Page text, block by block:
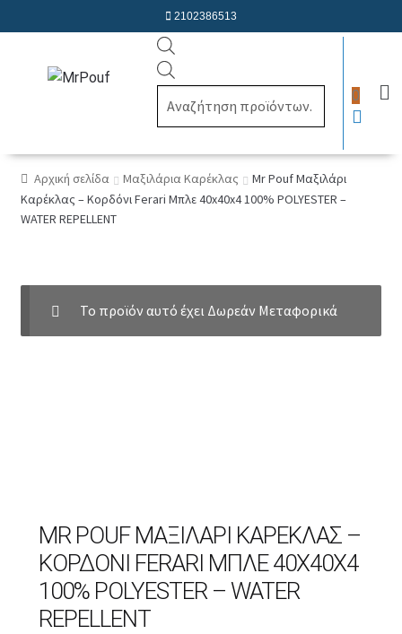
2102386513
0
Αρχική σελίδα Μαξιλάρια Καρέκλας
Mr Pouf Μαξιλάρι
Καρέκλας – Κορδόνι Ferari Μπλε 40x40x4 100% POLYESTER –
WATER REPELLENT
Το προϊόν αυτό έχει Δωρεάν Μεταφορικά
MR POUF ΜΑΞΙΛΆΡΙ ΚΑΡΈΚΛΑΣ –
ΚΟΡΔΌΝΙ FERARI ΜΠΛΕ 40X40X4
100% POLYESTER – WATER
REPELLENT